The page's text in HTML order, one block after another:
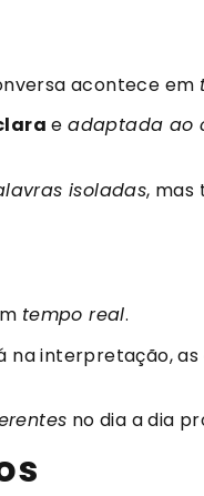
acontece em
eadaptada ao
isoladas, mas
tempo real.
na interpretação, as
no dia a dia